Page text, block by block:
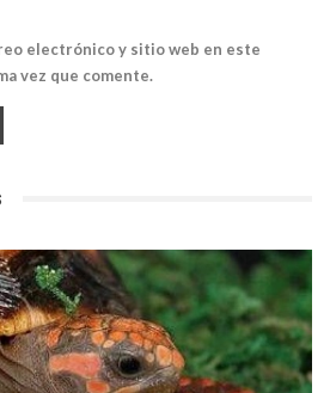
electrónico y sitio web en este
vez que comente.